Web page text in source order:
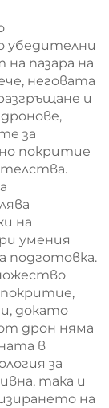
убедителни
пазара на
неговата
и
за
покритие
на
умения
подготовка.
покритие,
докато
дрон няма
в
за
така и
на